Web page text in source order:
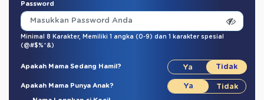
Password
Minimal 8 Karakter, Memiliki 1 angka (0-9) dan 1 karakter spesial
(@#$%^&)
Apakah Mama Sedang Hamil?
Apakah Mama Punya Anak?